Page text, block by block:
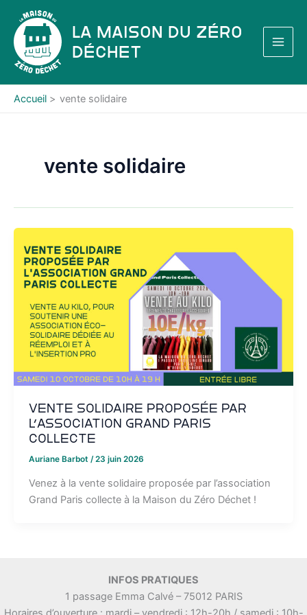
contenu
La Maison du Zéro
Déchet
Accueil vente solidaire
vente solidaire
Vente solidaire proposée par
l’association Grand Paris
collecte
Auriane Barbot /23 juin 2026
Venez à la vente solidaire proposée par l’association
Grand Paris collecte à la Maison du Zéro Déchet !
INFOS PRATIQUES
1 passage Emma Calvé – 75012 PARIS